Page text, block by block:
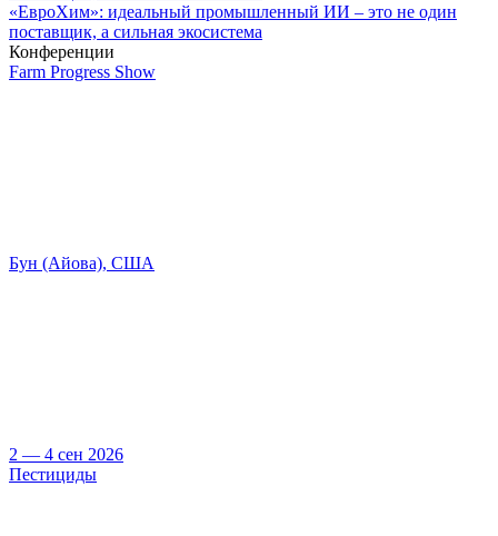
«ЕвроХим»: идеальный промышленный ИИ – это не один
поставщик, а сильная экосистема
Конференции
Farm Progress Show
Бун (Айова), США
2 — 4 сен 2026
Пестициды